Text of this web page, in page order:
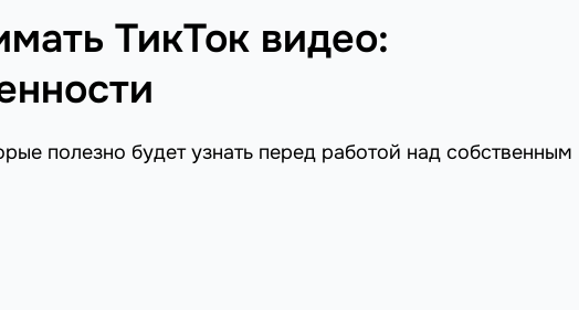
ТикТок видео:
полезно будет узнать перед работой над собственным